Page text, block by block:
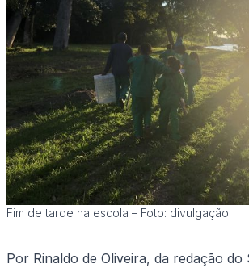
Fim de tarde na escola – Foto: divulgação
Por Rinaldo de Oliveira, da redação do